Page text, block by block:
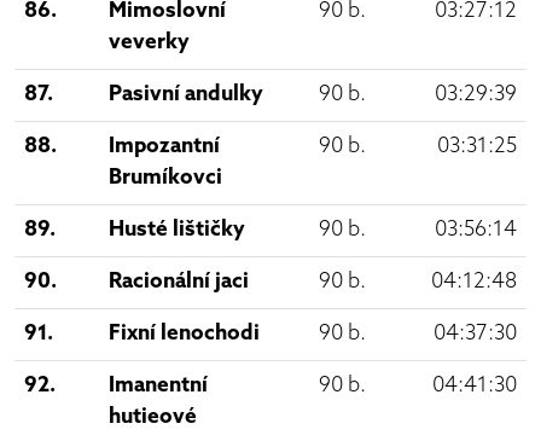
86.
Mimoslovní
veverky
90 b. 03:27:12
87. Pasivní andulky 90 b. 03:29:39
88.
Impozantní
Brumíkovci
90 b. 03:31:25
89. Husté lištičky 90 b. 03:56:14
90. Racionální jaci 90 b. 04:12:48
91. Fixní lenochodi 90 b. 04:37:30
92.
Imanentní
hutieové
90 b. 04:41:30